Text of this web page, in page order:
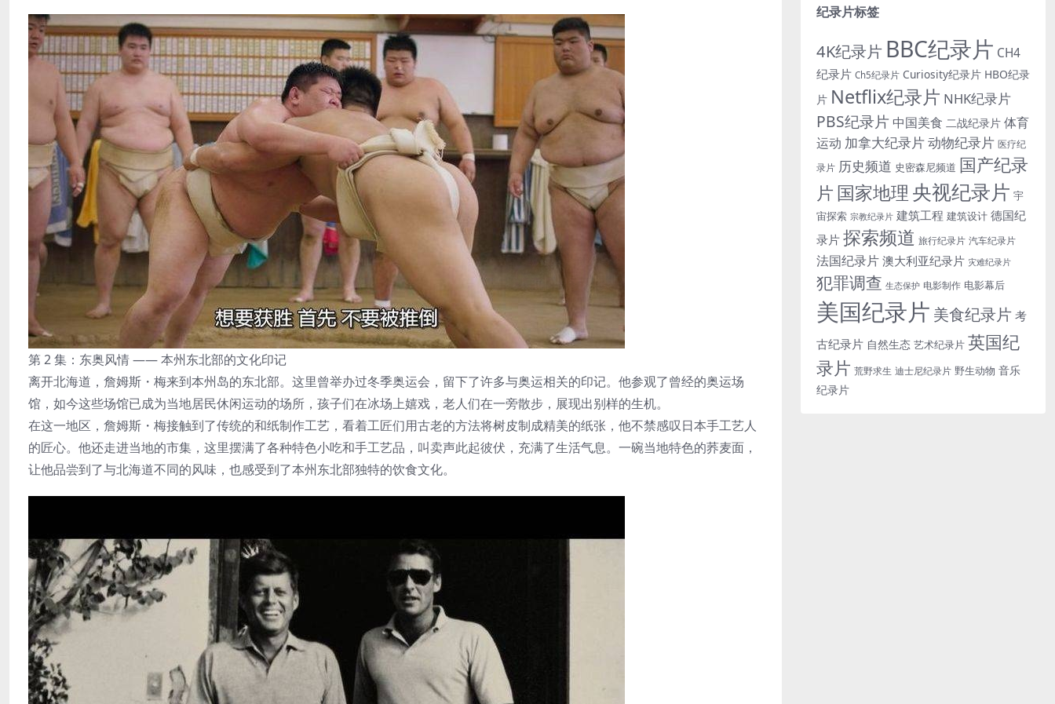
第 2 集：东奥风情 —— 本州东北部的文化印记
离开北海道，詹姆斯・梅来到本州岛的东北部。这里曾举办过冬季奥运会，留下了许多与奥运相关的印记。他参观了曾经的奥运场
馆，如今这些场馆已成为当地居民休闲运动的场所，孩子们在冰场上嬉戏，老人们在一旁散步，展现出别样的生机。
在这一地区，詹姆斯・梅接触到了传统的和纸制作工艺，看着工匠们用古老的方法将树皮制成精美的纸张，他不禁感叹日本手工艺人
的匠心。他还走进当地的市集，这里摆满了各种特色小吃和手工艺品，叫卖声此起彼伏，充满了生活气息。一碗当地特色的荞麦面，
让他品尝到了与北海道不同的风味，也感受到了本州东北部独特的饮食文化。
纪录片标签
4K纪录片 BBC纪录片 CH4
纪录片 Ch5纪录片 Curiosity纪录片 HBO纪录
片 Netflix纪录片 NHK纪录片
PBS纪录片 中国美食 二战纪录片 体育
运动 加拿大纪录片动物纪录片 医疗纪
录片 历史频道 史密森尼频道 国产纪录
片 国家地理 央视纪录片 宇
宙探索 宗教纪录片 建筑工程 建筑设计 德国纪
录片 探索频道 旅行纪录片 汽车纪录片
法国纪录片 澳大利亚纪录片 灾难纪录片
犯罪调查 生态保护 电影制作 电影幕后
美国纪录片 美食纪录片考
古纪录片 自然生态 艺术纪录片 英国纪
录片 荒野求生 迪士尼纪录片 野生动物 音乐
纪录片